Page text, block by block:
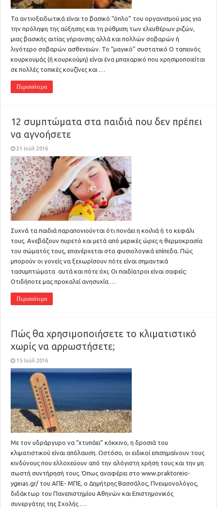
Τα αντιοξειδωτικά είναι το βασικό “όπλο” του οργανισμού μας για
την πρόληψη της αύξησης και τη ρύθμιση των ελευθέρων ριζών,
μιας βασικής αιτίας γήρανσης αλλά και πολλών σοβαρών ή
λιγότερο σοβαρών ασθενειών. Το “μαγικό” συστατικό Ο ταπεινός
κουρκουμάς (ή κουρκούμη) είναι ένα μπαχαρικό που χρησιμοποιείται
σε πολλές τοπικές κουζίνες και …
Περισσότερα
12 συμπτώματα στα παιδιά που δεν πρέπει
να αγνοήσετε
21 Ιούλ 2016
Συχνά τα παιδιά παραπονιούνται ότι πονάει η κοιλιά ή το κεφάλι
τους. Ανεβάζουν πυρετό και μετά από μερικές ώρες η θερμοκρασία
του σώματός τους, επανέρχεται στα φυσιολογικά επίπεδα. Πώς
μπορούν οι γονείς να ξεχωρίσουν πότε είναι σημαντικά
τασυμπτώματα αυτά και πότε όχι; Οι παιδίατροι είναι σαφείς:
Οτιδήποτε μας προκαλεί ανησυχία …
Περισσότερα
Πώς θα χρησιμοποιήσετε το κλιματιστικό
χωρίς να αρρωστήσετε;
15 Ιούλ 2016
Με τον υδράργυρο να “χτυπάει” κόκκινο, η δροσιά του
κλιματιστικού είναι απόλαυση. Ωστόσο, οι ειδικοί επισημαίνουν τους
κινδύνους που ελλοχεύουν από την αλόγιστη χρήση τους και την μη
σωστή συντήρησή τους. Όπως αναφέρει στο www.praktoreio-
ygeias.gr/ του ΑΠΕ- ΜΠΕ, ο Δημήτρης Βασσάλος, Πνευμονολόγος,
διδάκτωρ του Πανεπιστημίου Αθηνών και Επιστημονικός
συνεργάτης της Σχολής …